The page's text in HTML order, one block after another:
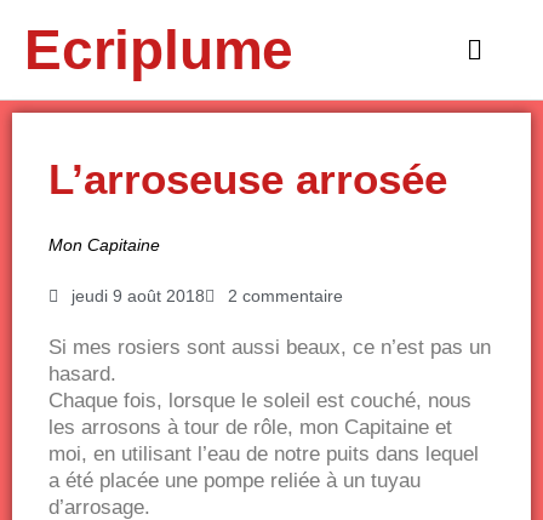
contenuEcriplume
Main
L’arroseuse arrosée
Mon Capitaine
jeudi 9 août 2018 2 commentaire
Si mes rosiers sont aussi beaux, ce n’est pas un
hasard.
Chaque fois, lorsque le soleil est couché, nous
les arrosons à tour de rôle, mon Capitaine et
moi, en utilisant l’eau de notre puits dans lequel
a été placée une pompe reliée à un tuyau
d’arrosage.